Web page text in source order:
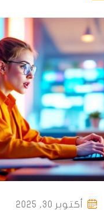
أكتوبر 30, 2025